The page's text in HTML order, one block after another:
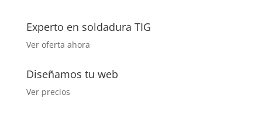
Experto en soldadura TIG
Ver oferta ahora
Diseñamos tu web
Ver precios